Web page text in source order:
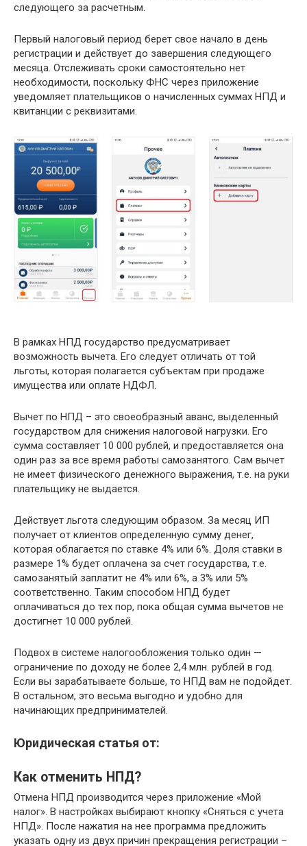
следующего за расчетным.
Первый налоговый период берет свое начало в день
регистрации и действует до завершения следующего
месяца. Отслеживать сроки самостоятельно нет
необходимости, поскольку ФНС через приложение
уведомляет плательщиков о начисленных суммах НПД и
квитанции с реквизитами.
В рамках НПД государство предусматривает
возможность вычета. Его следует отличать от той
льготы, которая полагается субъектам при продаже
имущества или оплате НДФЛ.
Вычет по НПД – это своеобразный аванс, выделенный
государством для снижения налоговой нагрузки. Его
сумма составляет 10 000 рублей, и предоставляется она
один раз за все время работы самозанятого. Сам вычет
не имеет физического денежного выражения, т.е. на руки
плательщику не выдается.
Действует льгота следующим образом. За месяц ИП
получает от клиентов определенную сумму денег,
которая облагается по ставке 4% или 6%. Доля ставки в
размере 1% будет оплачена за счет государства, т.е.
самозанятый заплатит не 4% или 6%, а 3% или 5%
соответственно. Таким способом НПД будет
оплачиваться до тех пор, пока общая сумма вычетов не
достигнет 10 000 рублей.
Подвох в системе налогообложения только один —
ограничение по доходу не более 2,4 млн. рублей в год.
Если вы зарабатываете больше, то НПД вам не подойдет.
В остальном, это весьма выгодно и удобно для
начинающих предпринимателей.
Юридическая статья от:
Как отменить НПД?
Отмена НПД производится через приложение «Мой
налог». В настройках выбирают кнопку «Сняться с учета
НПД». После нажатия на нее программа предложить
указать одну из двух причин прекращения регистрации –